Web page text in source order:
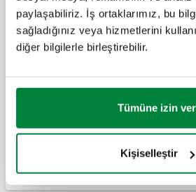
paylaşabiliriz. İş ortaklarımız, bu
sağladığınız veya hizmetlerini
diğer bilgilerle birleştirebilir.
Tümüne izin ver
Kişiselleştir
ROBOCHECK-1,
tekli çek-valf.
çift çek-valf.